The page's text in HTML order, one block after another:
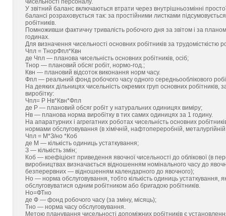
чисельності персоналу.
У звітний баланс включаються втрати через внутрішньозмінні
балансі розраховується так: за простійними листками
робітників.
Помноживши фактичну тривалість робочого дня за звітом і за
годинах.
Для визначення чисельності основних робітників за
Чпл = ТнорФпл*Квн
де Чпл — планова чисельність основних робітників, осіб;
Тнор — плановий обсяг робіт, нормо-год.;
Квн — плановий відсоток виконання норм часу.
Фпл — реальний фонд робочого часу одного середньооблікового
На деяких дільницях чисельність окремих груп основних
виробітку:
Чпл= Р Нв*Квн*Фпл
де Р — плановий обсяг робіт у натуральних одиницях виміру;
Нв — планова норма виробітку в тих самих одиницях за 1 годину.
На апаратурних і агрегатних роботах чисельність основних
нормами обслуговування (в хімічній, нафтопереробній,
Чпл = М*З/но *Коб
де М — кількість одиниць устаткування;
З — кількість змін;
Коб — коефіцієнт приведення явочної чисельності до облікової (в
виробництвах визначається відношенням номінального часу до
безперервних — відношенням календарного до явочного);
Но — норма обслуговування, тобто кількість одиниць устаткування,
обслуговуватися одним робітником або бригадою робітників.
Но=ФТно
де Ф — фонд робочого часу (за зміну, місяць);
Тно — норма часу обслуговування.
Метою планування чисельності допоміжних робітників є